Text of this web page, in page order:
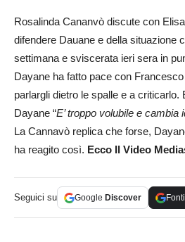
Rosalinda Cananvò discute con
difendere Dauane e della situazione
settimana e sviscerata ieri sera in
Dayane ha fatto pace con
parlargli dietro le spalle e a criticarlo.
Dayane “E’ troppo volubile e cambia
La Cannavò replica che forse,
ha reagito così. Ecco Il Video
Seguici su Google Discover Fonti